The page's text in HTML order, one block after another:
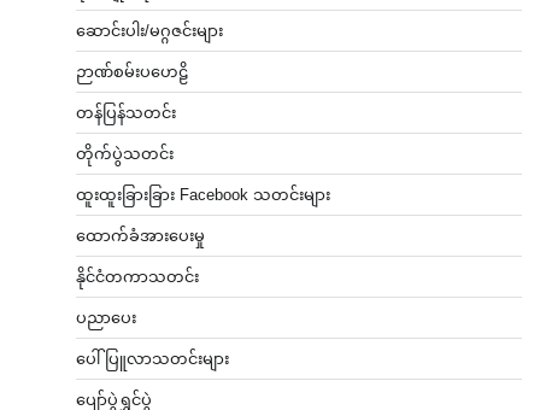
ဆောင်းပါး/မဂ္ဂဇင်းများ
ဉာဏ်စမ်းပဟေဠိ
တန်ပြန်သတင်း
တိုက်ပွဲသတင်း
ထူးထူးခြားခြား Facebook သတင်းများ
ထောက်ခံအားပေးမှု
နိုင်ငံတကာသတင်း
ပညာပေး
ပေါ်ပြူလာသတင်းများ
ပျော်ပွဲရွှင်ပွဲ